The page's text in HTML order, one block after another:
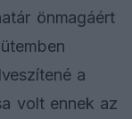
önmagáért
a
volt ennek az